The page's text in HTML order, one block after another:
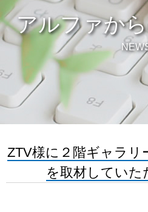
アルファか
ZTV様に２階ギャラリ
を取材していた